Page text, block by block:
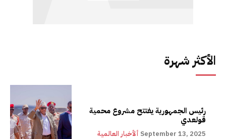
الأكثر شهرة
رئيس الجمهورية يفتتح مشروع محمية
قولعدي
ألأخبار العالمية September 13, 2025